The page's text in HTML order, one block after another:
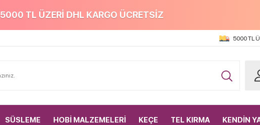
5000 TL ÜZERİ DHL KARGO ÜCRETSİZ
5000 TL
SÜSLEME HOBİ MALZEMELERİ KEÇE TEL KIRMA KENDİN